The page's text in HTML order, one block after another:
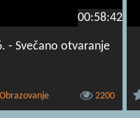
00:58:42
- Svečano otvaranje
Obrazovanje 2200